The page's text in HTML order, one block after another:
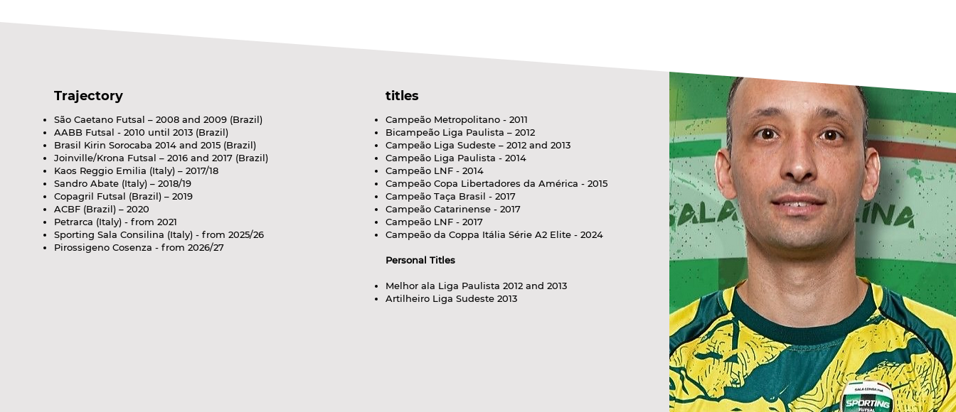
Trajectory
São Caetano Futsal – 2008 and 2009 (Brazil)
AABB Futsal - 2010 until 2013 (Brazil)
Brasil Kirin Sorocaba 2014 and 2015 (Brazil)
Joinville/Krona Futsal – 2016 and 2017 (Brazil)
Kaos Reggio Emilia (Italy) – 2017/18
Sandro Abate (Italy) – 2018/19
Copagril Futsal (Brazil) – 2019
ACBF (Brazil) – 2020
Petrarca (Italy) - from 2021
Sporting Sala Consilina (Italy) - from 2025/26
Pirossigeno Cosenza - from 2026/27
titles
Campeão Metropolitano - 2011
Bicampeão Liga Paulista – 2012
Campeão Liga Sudeste – 2012 and 2013
Campeão Liga Paulista - 2014
Campeão LNF - 2014
Campeão Copa Libertadores da América - 2015
Campeão Taça Brasil - 2017
Campeão Catarinense - 2017
Campeão LNF - 2017
Campeão da Coppa Itália Série A2 Elite - 2024
Personal Titles
Melhor ala Liga Paulista 2012 and 2013
Artilheiro Liga Sudeste 2013